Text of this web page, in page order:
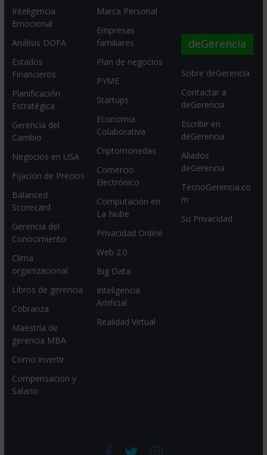
Inteligencia
Emocional
Análisis DOFA
Estados
Financieros
Planificación
Estratégica
Gerencia del
Cambio
Negocios en USA
Fijación de Precios
Balanced
Scorecard
Gerencia del
Conocimiento
Clima
organizacional
Libros de gerencia
Cobranza
Maestría de
gerencia MBA
Como invertir
Compensacion y
Salario
Marca Personal
Empresas
familiares
Plan de negocios
PYME
Startups
Economia
Colaborativa
Criptomonedas
Comercio
Electrónico
Computación en
La Nube
Privacidad Online
Web 2.0
Big Data
Inteligencia
Artificial
Realidad Virtual
deGerencia
Sobre deGerencia
Contactar a
deGerencia
Escribir en
deGerencia
Aliados
deGerencia
TecnoGerencia.co
m
Su Privacidad